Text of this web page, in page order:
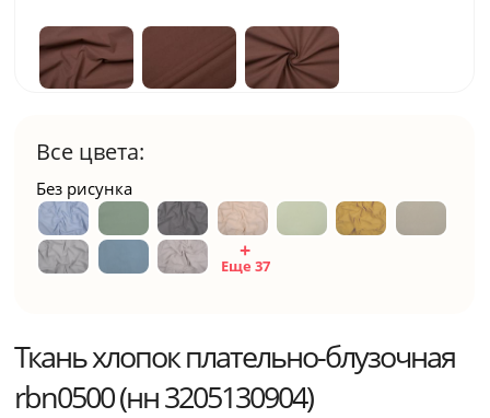
Все цвета:
Без рисунка
Еще 37
Ткань хлопок плательно-блузочная
rbn0500 (нн 3205130904)